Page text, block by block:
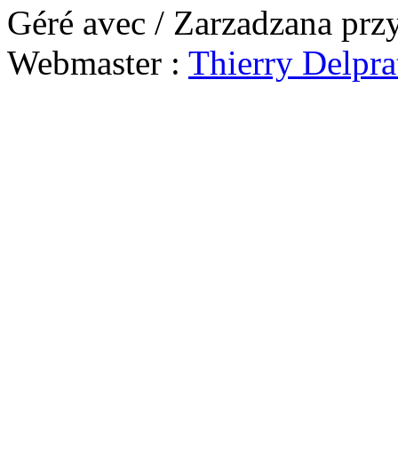
Géré avec / Zarzadzana
Webmaster : Thierry